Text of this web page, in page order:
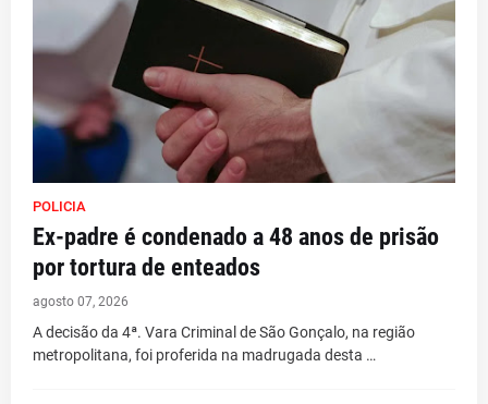
POLICIA
Ex-padre é condenado a 48 anos de prisão
por tortura de enteados
agosto 07, 2026
A decisão da 4ª. Vara Criminal de São Gonçalo, na região
metropolitana, foi proferida na madrugada desta …